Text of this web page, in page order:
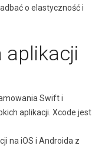
o elastyczność i
aplikacji
Swift i
aplikacji. Xcode jest
na iOS i Androida z